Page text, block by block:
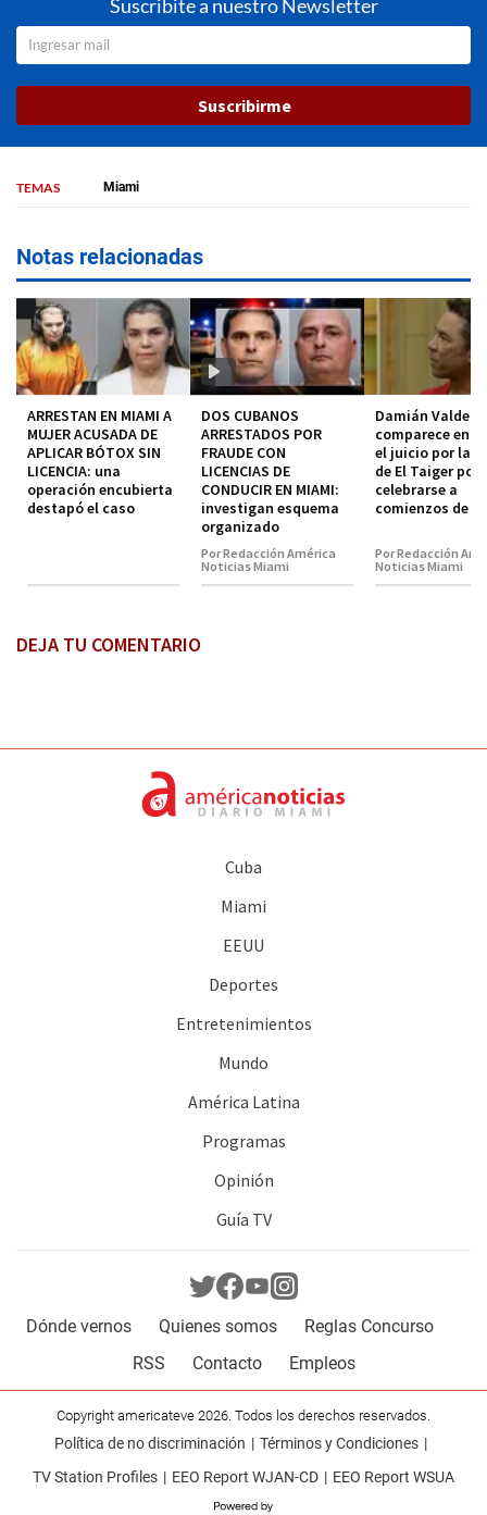
Suscribite a nuestro Newsletter
Suscribirme
TEMAS Miami
Notas relacionadas
ARRESTAN EN MIAMI A
MUJER ACUSADA DE
APLICAR BÓTOX SIN
LICENCIA: una
operación encubierta
destapó el caso
DOS CUBANOS
ARRESTADOS POR
FRAUDE CON
LICENCIAS DE
CONDUCIR EN MIAMI:
investigan esquema
organizado
Por Redacción América
Noticias Miami
Damián Valdez
comparece en
el juicio por la
de El Taiger
celebrarse a
comienzos de
Por Redacción
Noticias Miami
DEJA TU COMENTARIO
Cuba
Miami
EEUU
Deportes
Entretenimientos
Mundo
América Latina
Programas
Opinión
Guía TV
Dónde vernos Quienes somos
Reglas Concurso
RSS
Contacto Empleos
Copyright americateve 2026. Todos los derechos reservados.
Política de no discriminación
Términos y Condiciones
TV Station Profiles
EEO Report WJAN-CD EEO Report WSUA